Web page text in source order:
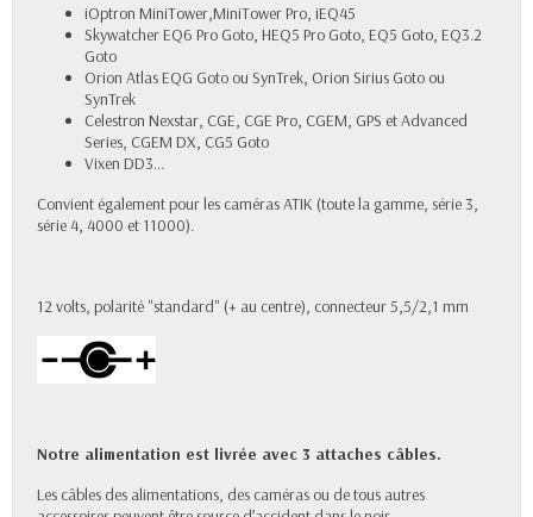
iOptron MiniTower,MiniTower Pro, iEQ45
Skywatcher EQ6 Pro Goto, HEQ5 Pro Goto, EQ5 Goto, EQ3.2
Goto
Orion Atlas EQG Goto ou SynTrek, Orion Sirius Goto ou
SynTrek
Celestron Nexstar, CGE, CGE Pro, CGEM, GPS et Advanced
Series, CGEM DX, CG5 Goto
Vixen DD3...
Convient également pour les caméras ATIK (toute la gamme, série 3,
série 4, 4000 et 11000).
12 volts, polarité "standard" (+ au centre), connecteur 5,5/2,1 mm
Notre alimentation est livrée avec 3 attaches câbles.
Les câbles des alimentations, des caméras ou de tous autres